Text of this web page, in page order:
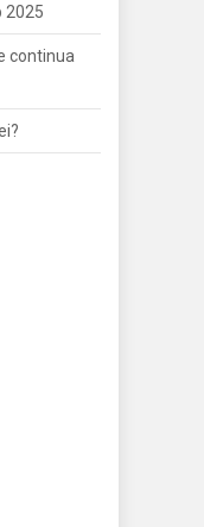
2025
continua